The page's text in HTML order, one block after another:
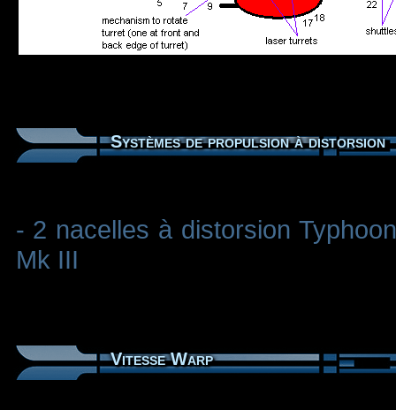
Systèmes de propulsion à distorsion
- 2 nacelles à distorsion
Mk III
Vitesse Warp